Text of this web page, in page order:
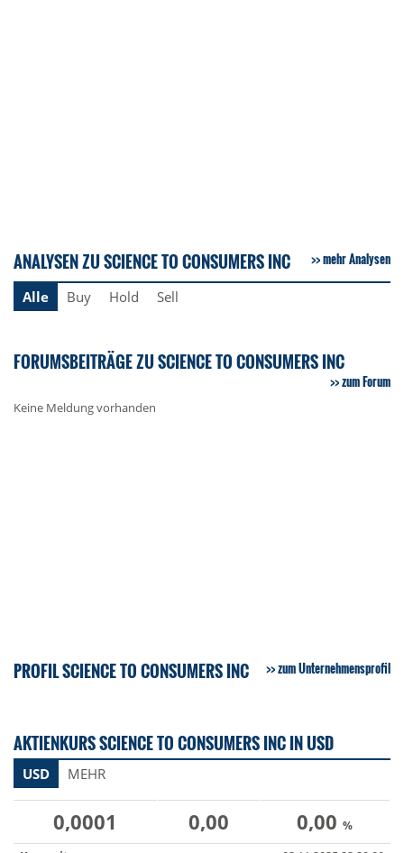
ANALYSEN ZU SCIENCE TO CONSUMERS INC mehr Analysen
Alle Buy Hold Sell
FORUMSBEITRÄGE ZU SCIENCE TO CONSUMERS INC
zum Forum
Keine Meldung vorhanden
PROFIL SCIENCE TO CONSUMERS INC zum Unternehmensprofil
AKTIENKURS SCIENCE TO CONSUMERS INC IN USD
USD MEHR
0,0001 0,00 0,00 %